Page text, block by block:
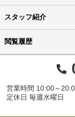
スタッフ紹介
閲覧履歴
営業時間 10:00～
定休日 毎週水曜日